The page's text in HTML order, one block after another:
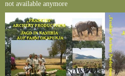
not available anymore